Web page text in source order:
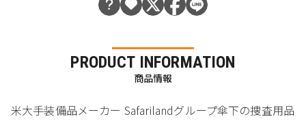
PRODUCT INFORMATION
商品情報
米大手装備品メーカー Safarilandグループ傘下の捜査用品